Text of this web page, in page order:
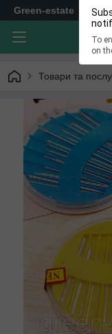
To
on
Green-estate
Товари та